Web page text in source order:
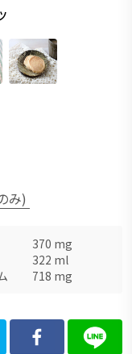
み)
370 mg
322 ml
718 mg